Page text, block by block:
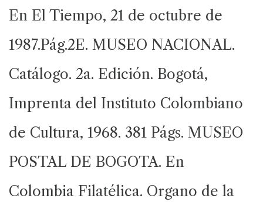
En El Tiempo, 21 de octubre de
1987.Pág.2E. MUSEO NACIONAL.
Catálogo. 2a. Edición. Bogotá,
Imprenta del Instituto Colombiano
de Cultura, 1968. 381 Págs. MUSEO
POSTAL DE BOGOTA. En
Colombia Filatélica. Organo de la